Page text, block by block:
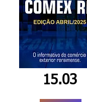
15.03